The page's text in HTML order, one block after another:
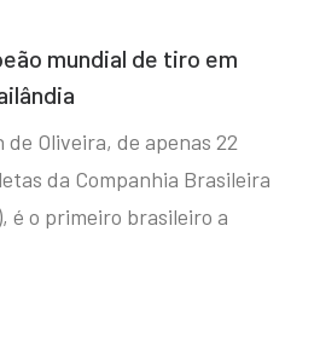
mundial de tiro em
de Oliveira, de apenas 22
da Companhia Brasileira
é o primeiro brasileiro a